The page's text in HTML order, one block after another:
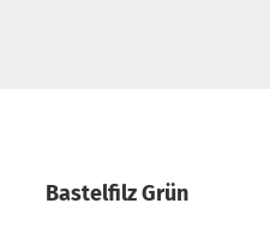
Bastelfilz Grün